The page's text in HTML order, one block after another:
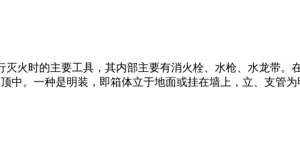
火时的主要工具，其内部主要有消火栓、水枪、水龙带。
。一种是明装，即箱体立于地面或挂在墙上，立、支管为